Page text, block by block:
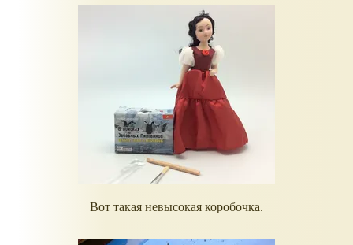
Вот такая невысокая коробочка.